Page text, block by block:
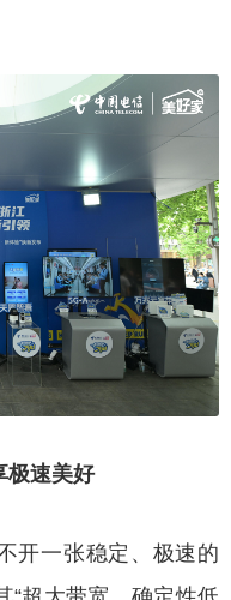
极速美好
开一张稳定、极速的